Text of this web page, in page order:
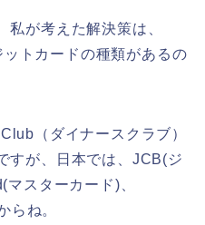
私が考えた解決策は、
トカードの種類があるの
（ダイナースクラブ）
すが、日本では、JCB(ジ
スターカード)、
らね。